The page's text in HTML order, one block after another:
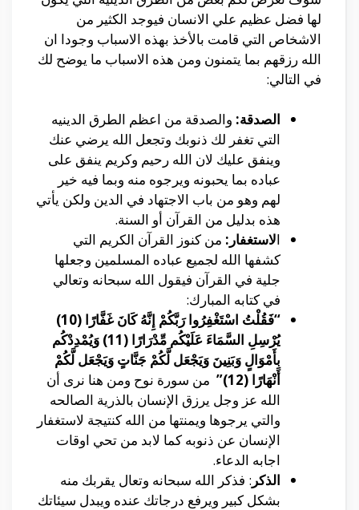
لها فضل عظيم علي الانسان فيوجد الكثير من
الاشخاص التي قامت بالأخذ بهذه الاسباب وجودا ان
الله رزقهم بما يتمنون ومن هذه الاسباب ما يوضح لك
في التالي:
الصدقة: والصدقة من اعظم الطرق الدينيه
التي تغفر لك ذنوبك وتجعل الله يرضي عنك
وينفق عليك لان الله رحيم وكريم ينفق على
عباده بما يحبونه ويرجوه منه وبما فيه خير
لهم وهو من باب الاجتهاد في الدين ولكن يأتي
هذه بدليل من القرآن أو السنة.
الاستغفار: من كنوز القرآن الكريم التي
كشفها الله لجميع عباده المسلمين وجعلها
جلية في القرآن فيقول الله سبحانه وتعالي
في كتابه المبارك:
“فَقُلْتُ اسْتَغْفِرُوا رَبَّكُمْ إِنَّهُ كَانَ غَفَّارًا (10)
يُرْسِلِ السَّمَاءَ عَلَيْكُم مِّدْرَارًا (11) وَيُمْدِدْكُم
بِأَمْوَالٍ وَبَنِينَ وَيَجْعَل لَّكُمْ جَنَّاتٍ وَيَجْعَل لَّكُمْ
أَنْهَارًا (12)”
من سورة نوح ومن هنا نرى أن
الله عز وجل يرزق الإنسان بالذرية الصالحه
والتي يرجوها ويمنتها من الله كنتيجة لاستغفار
الإنسان عن ذنوبه كما لابد من تحي اوقات
اجابه الدعاء.
الذكر : فذكر الله سبحانه وتعال يقربك منه
بشكل كبير ويرفع درجاتك عنده ويبدل سيئاتك